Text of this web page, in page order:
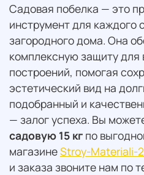
Садовая побелка — это
инструмент для каждого
загородного дома. Она
комплексную защиту для
построений, помогая
эстетический вид на
подобранный и
— залог успеха. Вы
садовую 15 кг по
магазинеStroy-Materiali-
и заказа звоните нам по